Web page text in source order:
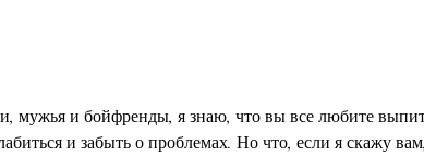
мужья и бойфренды, я знаю, что вы все любите
и забыть о проблемах. Но что, если я скажу